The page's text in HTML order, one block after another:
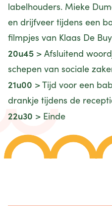
labelhouders. Mieke
en drijfveer tijdens een
filmpjes van Klaas De
20u45 > Afsluitend
schepen van sociale
21u00 > Tijd voor een
drankje tijdens de
22u30 > Einde